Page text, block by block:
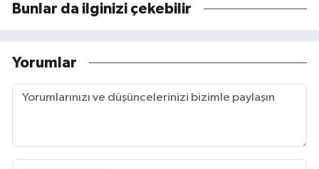
Bunlar da ilginizi çekebilir
Yorumlar